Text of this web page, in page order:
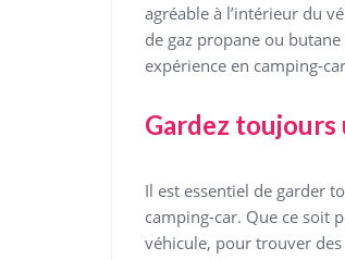
agréable à l’intérieur du
de gaz propane ou
expérience en camping-
Gardez toujours
Il est essentiel de garder
camping-car. Que ce soit
véhicule, pour trouver des